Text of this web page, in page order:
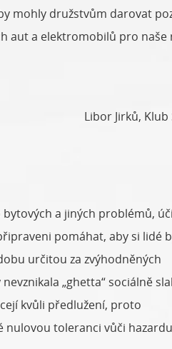
mohly družstvům darovat
aut a elektromobilů pro naše
Libor Jirků, Klub
a jiných problémů,
pomáhat, aby si lidé
určitou za zvýhodněných
„ghetta“ sociálně
kvůli předlužení, proto
toleranci vůči